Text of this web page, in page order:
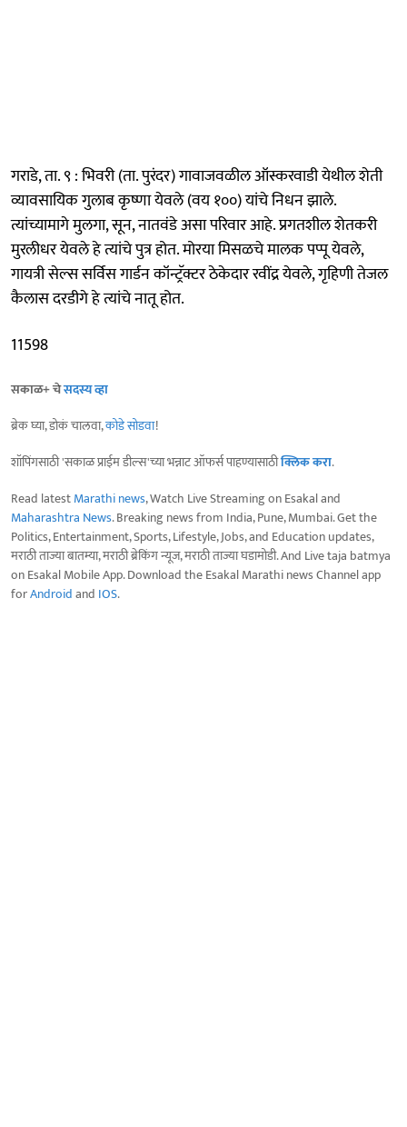
गराडे, ता. ९ : भिवरी (ता. पुरंदर) गावाजवळील ऑस्करवाडी येथील शेती
व्यावसायिक गुलाब कृष्णा येवले (वय १००) यांचे निधन झाले.
त्यांच्यामागे मुलगा, सून, नातवंडे असा परिवार आहे. प्रगतशील शेतकरी
मुरलीधर येवले हे त्यांचे पुत्र होत. मोरया मिसळचे मालक पप्पू येवले,
गायत्री सेल्स सर्विस गार्डन कॉन्ट्रॅक्टर ठेकेदार रवींद्र येवले, गृहिणी तेजल
कैलास दरडीगे हे त्यांचे नातू होत.
11598
सकाळ+ चेसदस्य व्हा
ब्रेक घ्या, डोकं चालवा,कोडे सोडवा!
शॉपिंगसाठी 'सकाळ प्राईम डील्स'च्या भन्नाट ऑफर्स पाहण्यासाठीक्लिक करा.
Read latestMarathi news, Watch Live Streaming on Esakal and
Maharashtra News. Breaking news from India, Pune, Mumbai. Get the
Politics, Entertainment, Sports, Lifestyle, Jobs, and Education updates,
मराठी ताज्या बातम्या, मराठी ब्रेकिंग न्यूज, मराठी ताज्या घडामोडी. And Live taja batmya
on Esakal Mobile App. Download the Esakal Marathi news Channel app
forAndroidand IOS.